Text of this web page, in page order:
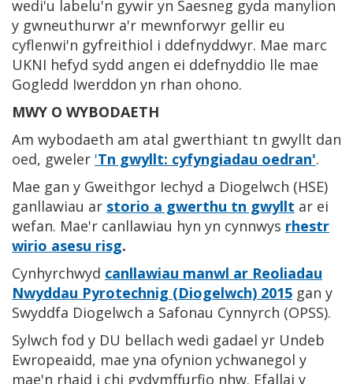
wedi'u labelu'n gywir yn Saesneg gyda manylion
y gwneuthurwr a'r mewnforwyr gellir eu
cyflenwi'n gyfreithiol i ddefnyddwyr. Mae marc
UKNI hefyd sydd angen ei ddefnyddio lle mae
Gogledd Iwerddon yn rhan ohono.
MWY O WYBODAETH
Am wybodaeth am atal gwerthiant tn gwyllt dan
oed, gweler 'Tn gwyllt: cyfyngiadau oedran'.
Mae gan y Gweithgor Iechyd a Diogelwch (HSE)
ganllawiau ar storio a gwerthu tn gwyllt ar ei
wefan. Mae'r canllawiau hyn yn cynnwys rhestr
wirio asesu risg.
Cynhyrchwyd canllawiau manwl ar Reoliadau
Nwyddau Pyrotechnig (Diogelwch) 2015 gan y
Swyddfa Diogelwch a Safonau Cynnyrch (OPSS).
Sylwch fod y DU bellach wedi gadael yr Undeb
Ewropeaidd, mae yna ofynion ychwanegol y
mae'n rhaid i chi gydymffurfio nhw. Efallai y